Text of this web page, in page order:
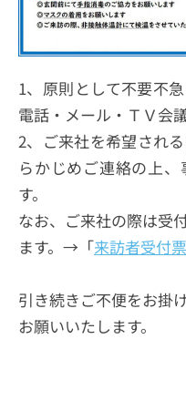
1、原則として不要不
電話・メール・ＴＶ会
2、ご来社を希望され
らかじめご連絡の上
す。
なお、ご来社の際は受
ます。→「来訪者受付票
引き続きご不便をお掛
お願いいたします。